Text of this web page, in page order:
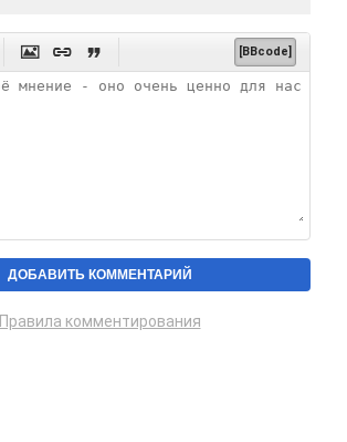
   [BBcode]
Правила комментирования